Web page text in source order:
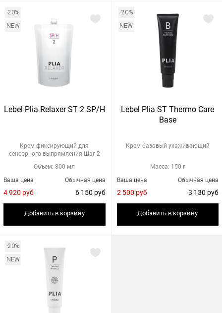
-20%
NEW
Lebel Plia Relaxer ST 2 SP/H
Крем фиксирующий для
сенсорного выпрямления Шаг 2
Объем: 800 мл
Обычная цена
6 150 руб
Ваша цена
4 920 руб
Добавить в корзину
-20%
NEW
Lebel Plia ST Thermo Care
Base
Крем базовый ухаживающий
Масса: 150 г
Обычная цена
3 130 руб
Ваша цена
2 500 руб
Добавить в корзину
-20%
NEW